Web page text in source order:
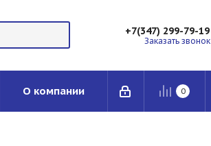
+7(347) 299-79-19
Заказать звонок
0
О компании